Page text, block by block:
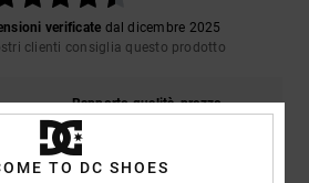
verificate dal dicembre 2025
clienti consiglia questo prodotto
Rapporto qualità-prezzo
TO DC SHOES